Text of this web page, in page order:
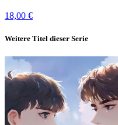
18,00 €
Weitere Titel dieser Serie